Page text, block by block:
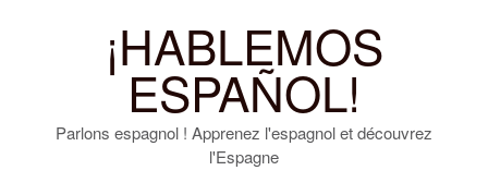
¡HABLEMOS
ESPAÑOL!
Parlons espagnol ! Apprenez l'espagnol et découvrez
l'Espagne